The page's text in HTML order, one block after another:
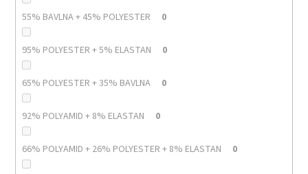
55% BAVLNA + 45% POLYESTER 0
95% POLYESTER + 5% ELASTAN 0
65% POLYESTER + 35% BAVLNA 0
92% POLYAMID + 8% ELASTAN 0
66% POLYAMID + 26% POLYESTER + 8% ELASTAN 0